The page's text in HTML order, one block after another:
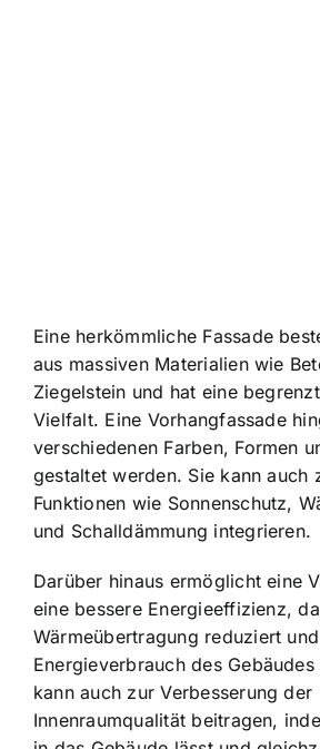
Eine herkömmliche Fassade
aus massiven Materialien wie
Ziegelstein und hat eine
Vielfalt. Eine Vorhangfassade
verschiedenen Farben, Formen
gestaltet werden. Sie kann auch
Funktionen wie Sonnenschutz,
und Schalldämmung integrieren.
Darüber hinaus ermöglicht eine
eine bessere Energieeffizienz,
Wärmeübertragung reduziert
Energieverbrauch des
kann auch zur Verbesserung der
Innenraumqualität beitragen,